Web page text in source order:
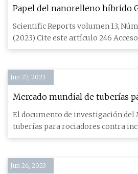
Papel del nanorelleno híbrido
mejora del rendimiento
compuesto de HDPE
Scientific Reports volumen 13,
(2023) Cite este artículo 246
Las pro
Jun 27, 2023
Mercado mundial de tuberías
contra incendios 2023
y pronóstico para 2030
El documento de investigación del
tuberías para rociadores contra
sistemáticamente
Jun 26, 2023